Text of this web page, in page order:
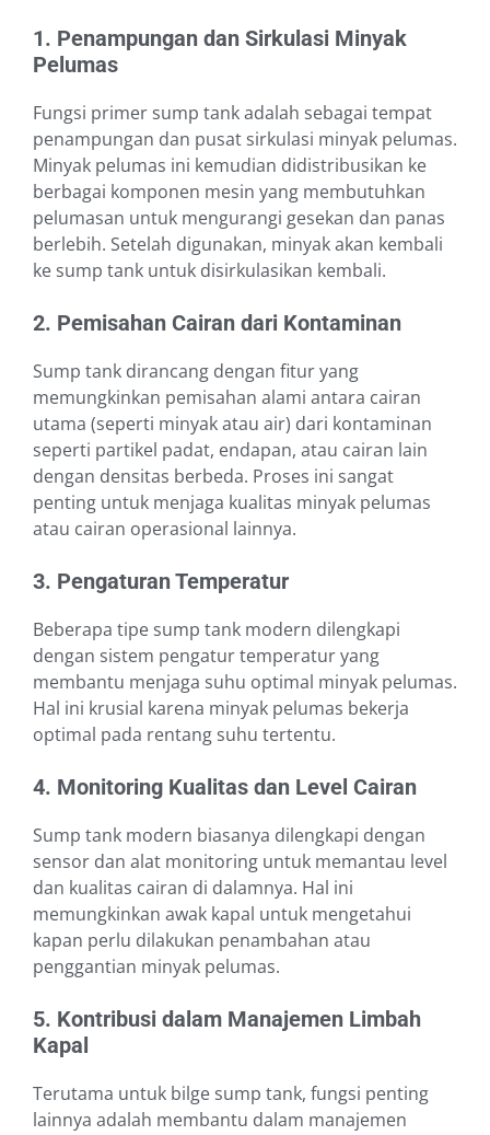
1. Penampungan dan Sirkulasi Minyak
Pelumas
Fungsi primer sump tank adalah sebagai tempat
penampungan dan pusat sirkulasi minyak pelumas.
Minyak pelumas ini kemudian didistribusikan ke
berbagai komponen mesin yang membutuhkan
pelumasan untuk mengurangi gesekan dan panas
berlebih. Setelah digunakan, minyak akan kembali
ke sump tank untuk disirkulasikan kembali.
2. Pemisahan Cairan dari Kontaminan
Sump tank dirancang dengan fitur yang
memungkinkan pemisahan alami antara cairan
utama (seperti minyak atau air) dari kontaminan
seperti partikel padat, endapan, atau cairan lain
dengan densitas berbeda. Proses ini sangat
penting untuk menjaga kualitas minyak pelumas
atau cairan operasional lainnya.
3. Pengaturan Temperatur
Beberapa tipe sump tank modern dilengkapi
dengan sistem pengatur temperatur yang
membantu menjaga suhu optimal minyak pelumas.
Hal ini krusial karena minyak pelumas bekerja
optimal pada rentang suhu tertentu.
4. Monitoring Kualitas dan Level Cairan
Sump tank modern biasanya dilengkapi dengan
sensor dan alat monitoring untuk memantau level
dan kualitas cairan di dalamnya. Hal ini
memungkinkan awak kapal untuk mengetahui
kapan perlu dilakukan penambahan atau
penggantian minyak pelumas.
5. Kontribusi dalam Manajemen Limbah
Kapal
Terutama untuk bilge sump tank, fungsi penting
lainnya adalah membantu dalam manajemen